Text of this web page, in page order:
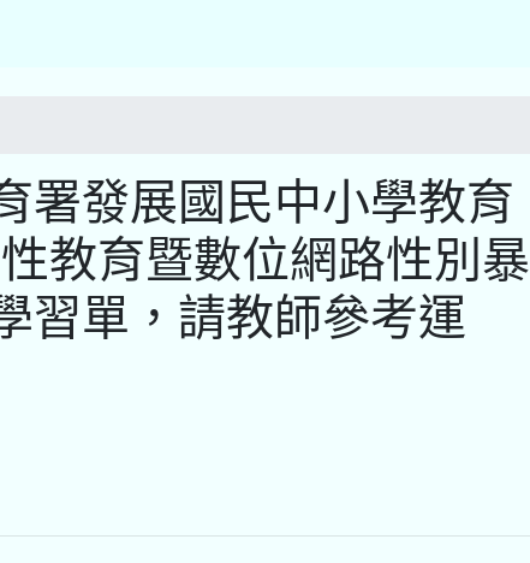
署發展國民中小學教育
教育暨數位網路性別暴
習單，請教師參考運